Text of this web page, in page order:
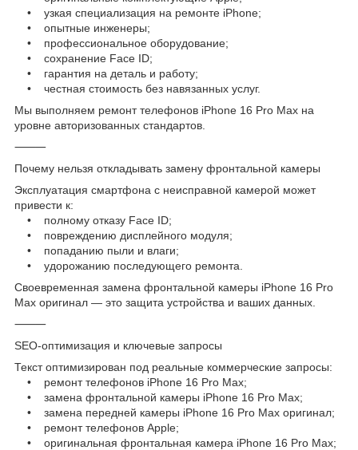
• узкая специализация на ремонте iPhone;
• опытные инженеры;
• профессиональное оборудование;
• сохранение Face ID;
• гарантия на деталь и работу;
• честная стоимость без навязанных услуг.
Мы выполняем ремонт телефонов iPhone 16 Pro Max на
уровне авторизованных стандартов.
⸻
Почему нельзя откладывать замену фронтальной камеры
Эксплуатация смартфона с неисправной камерой может
привести к:
• полному отказу Face ID;
• повреждению дисплейного модуля;
• попаданию пыли и влаги;
• удорожанию последующего ремонта.
Своевременная замена фронтальной камеры iPhone 16 Pro
Max оригинал — это защита устройства и ваших данных.
⸻
SEO-оптимизация и ключевые запросы
Текст оптимизирован под реальные коммерческие запросы:
• ремонт телефонов iPhone 16 Pro Max;
• замена фронтальной камеры iPhone 16 Pro Max;
• замена передней камеры iPhone 16 Pro Max оригинал;
• ремонт телефонов Apple;
• оригинальная фронтальная камера iPhone 16 Pro Max;